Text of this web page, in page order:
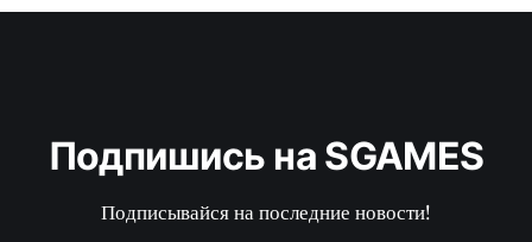
Подпишись на SGAMES
Подписывайся на последние новости!